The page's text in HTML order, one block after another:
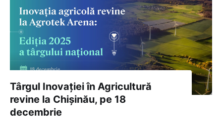
Târgul Inovației în Agricultură
revine la Chișinău, pe 18
decembrie